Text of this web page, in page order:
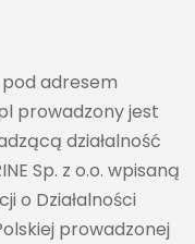
adresem
prowadzony jest
działalność
Sp. z o.o. wpisaną
o Działalności
prowadzonej